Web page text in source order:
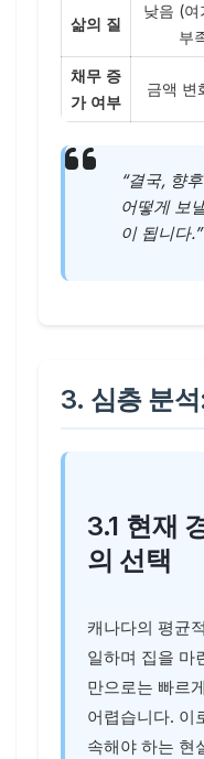
삶의 질
낮음 (여
부
채무 증
가 여부
금액 변
“결국, 향
어떻게 보
이 됩니다.”
3. 심층 분
3.1 현재
의 선택
캐나다의 평균
일하며 집을 마
만으로는 빠르
어렵습니다. 이
속해야 하는 현